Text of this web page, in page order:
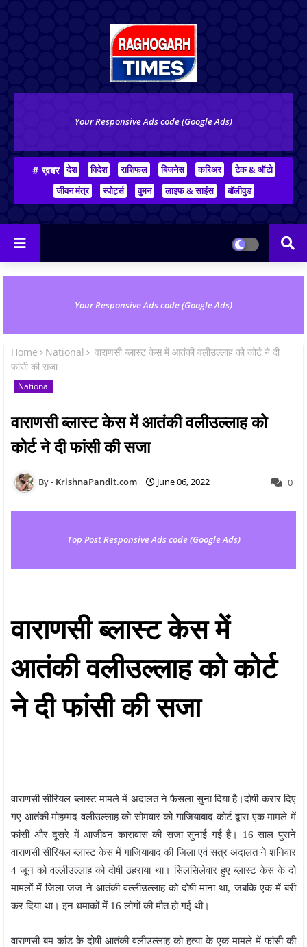
Your Responsive Ads code (Google Ads)
# ख़बर देश विदेश राशिफल बिजनेस करिअर
टेक & ऑटो
जीवन मंत्र
स्पोर्ट्स वुमन लाइफ & साइंस बॉलीवुड
Your Responsive Ads code (Google Ads)
Home National
वाराणसी ब्लास्ट केस में आतंकी वलीउल्लाह को कोर्ट ने दी
फांसी की सजा
National
वाराणसी ब्लास्ट केस में आतंकी वलीउल्लाह को
कोर्ट ने दी फांसी की सजा
KrishnaPandit.com June 06, 2022 0
Top Post Responsive Ads code (Google Ads)
वाराणसी ब्लास्ट केस में
आतंकी वलीउल्लाह को कोर्ट
ने दी फांसी की सजा
वाराणसी सीरियल ब्लास्ट मामले में अदालत ने फैसला सुना दिया है।दोषी करार दिए
गए आतंकी मोहम्मद वलीउल्लाह को सोमवार को गाजियाबाद कोर्ट द्वारा एक मामले में
फांसी और दूसरे में आजीवन कारावास की सजा सुनाई गई है। 16 साल पुराने
वाराणसी सीरियल ब्लास्ट केस में गाजियाबाद की जिला एवं सत्र अदालत ने शनिवार
4 जून को वल्लीउल्लाह को दोषी ठहराया था। सिलसिलेवार हुए ब्लास्ट केस के दो
मामलों में जिला जज ने आतंकी वल्लीउल्लाह को दोषी माना था, जबकि एक में बरी
कर दिया था। इन धमाकों में 16 लोगों की मौत हो गई थी।
वाराणसी बम कांड के दोषी आतंकी वलीउल्लाह को हत्या के एक मामले में फांसी की